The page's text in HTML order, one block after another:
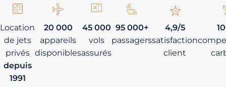
Location
de jets
privés
depuis
1991
20 000
appareils
disponibles
45 000
vols
assurés
95 000+
passagers
4,9/5
satisfaction
client